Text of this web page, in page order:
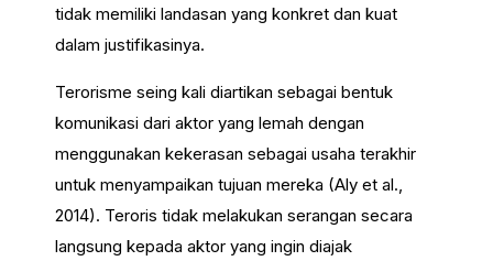
tidak memiliki landasan yang konkret dan kuat
dalam justifikasinya.
Terorisme seing kali diartikan sebagai bentuk
komunikasi dari aktor yang lemah dengan
menggunakan kekerasan sebagai usaha terakhir
untuk menyampaikan tujuan mereka (Aly et al.,
2014). Teroris tidak melakukan serangan secara
langsung kepada aktor yang ingin diajak